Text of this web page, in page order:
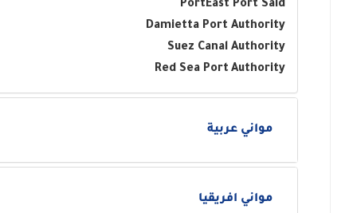
East Port Said
Port
Damietta Port Authority
Suez Canal Authority
Red Sea Port Authority
مواني عربية
مواني افريقيا